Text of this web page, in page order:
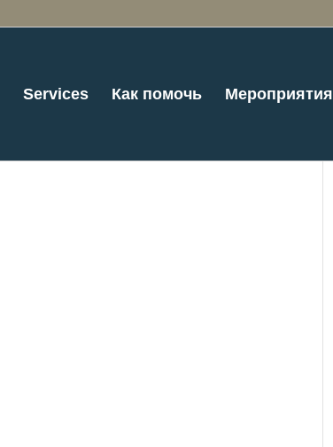
Services Как помочь Мероприятия